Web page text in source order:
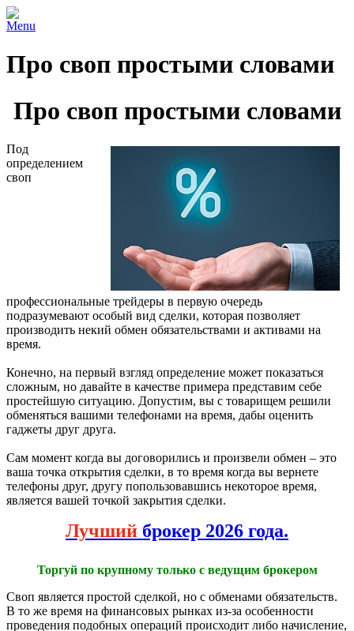
Menu
Про своп простыми словами
Про своп простыми словами
Под
определением
своп
профессиональные трейдеры в первую очередь
подразумевают особый вид сделки, которая позволяет
производить некий обмен обязательствами и активами на
время.
Конечно, на первый взгляд определение может показаться
сложным, но давайте в качестве примера представим себе
простейшую ситуацию. Допустим, вы с товарищем решили
обменяться вашими телефонами на время, дабы оценить
гаджеты друг друга.
Сам момент когда вы договорились и произвели обмен – это
ваша точка открытия сделки, в то время когда вы вернете
телефоны друг, другу попользовавшись некоторое время,
является вашей точкой закрытия сделки.
Лучший брокер 2026 года.
Торгуй по крупному только с ведущим брокером
Своп является простой сделкой, но с обменами обязательств.
В то же время на финансовых рынках из-за особенности
проведения подобных операций происходит либо начисление,